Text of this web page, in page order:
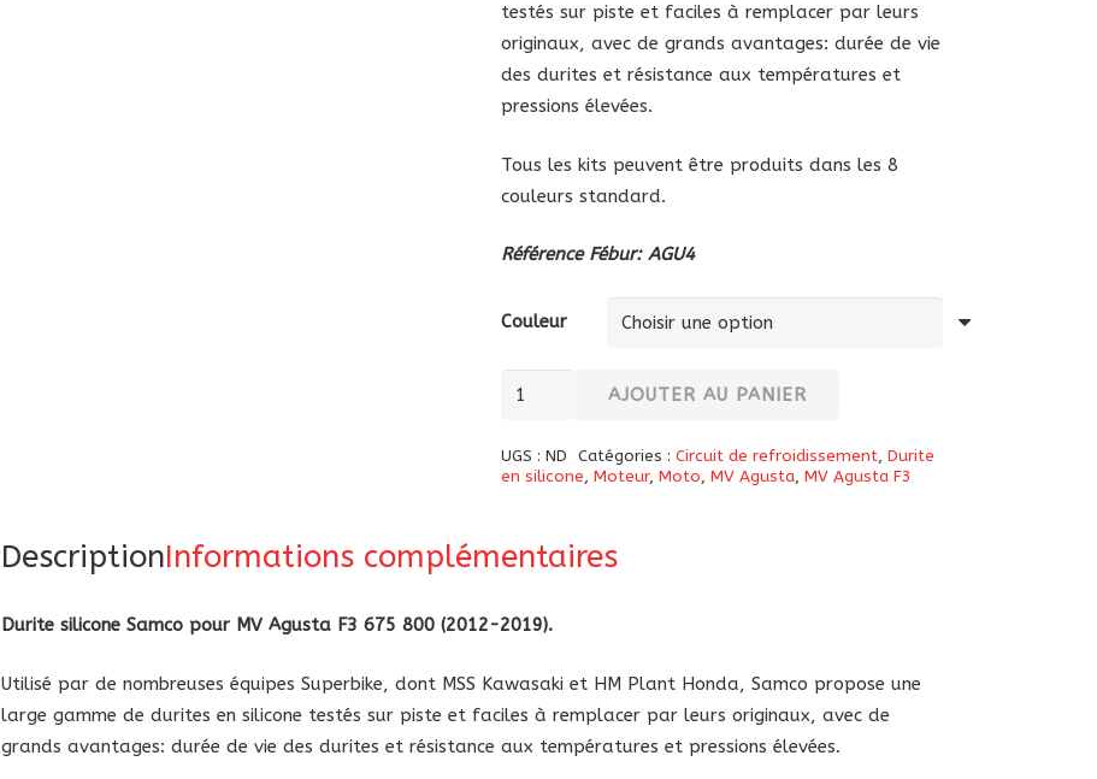
testés sur piste et faciles à remplacer par leurs
originaux, avec de grands avantages: durée de vie
des durites et résistance aux températures et
pressions élevées.
Tous les kits peuvent être produits dans les 8
couleurs standard.
Référence Fébur: AGU4
Couleur
quantité
Durite
silicone
pour
MV
F3
800
(2012-
2019)
AJOUTER AU PANIER
UGS :ND Catégories : Circuit de refroidissement, Durite
en silicone,Moteur,Moto,MV Agusta,MV Agusta F3
DescriptionInformations complémentaires
Durite silicone Samco pour MV Agusta F3 675 800 (2012-2019).
Utilisé par de nombreuses équipes Superbike, dont MSS Kawasaki et HM Plant Honda, Samco propose une
large gamme de durites en silicone testés sur piste et faciles à remplacer par leurs originaux, avec de
grands avantages: durée de vie des durites et résistance aux températures et pressions élevées.